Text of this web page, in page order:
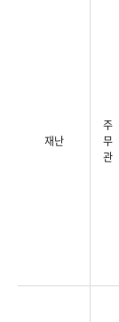
재난
주
무
관